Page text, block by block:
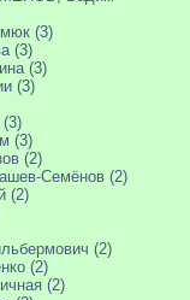
(3)
(3)
(3)
(3)
(3)
(2)
Семёнов (2)
(2)
(2)
(2)
(2)